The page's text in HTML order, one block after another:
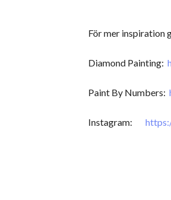
För mer inspiration
Diamond Painting:
Paint By Numbers:
Instagram: